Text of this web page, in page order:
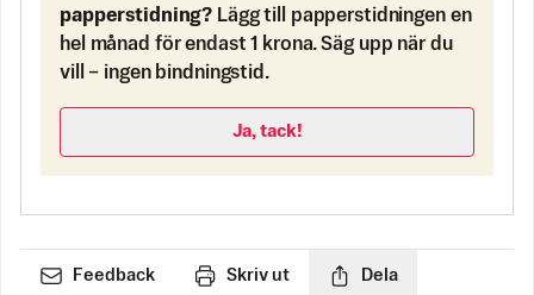
papperstidning? Lägg till papperstidningen en
hel månad för endast 1 krona. Säg upp när du
vill – ingen bindningstid.
Ja, tack!
Feedback Skriv ut Dela